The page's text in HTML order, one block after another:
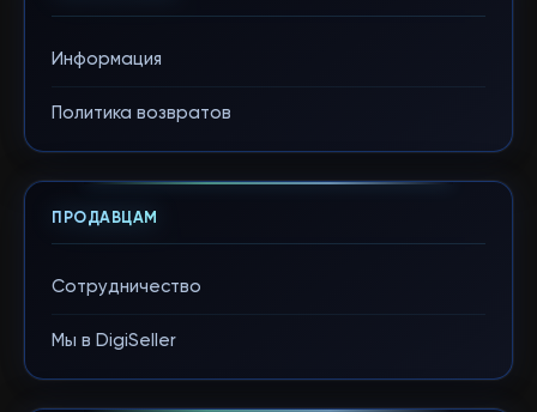
Информация
Политика возвратов
ПРОДАВЦАМ
Сотрудничество
Мы в DigiSeller